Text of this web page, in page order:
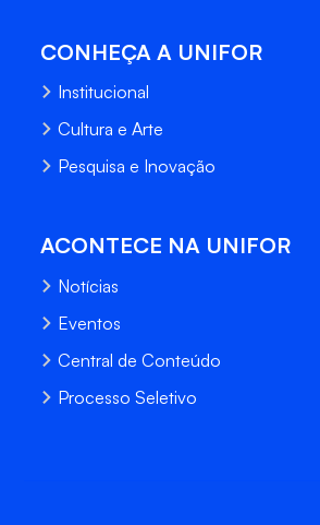
CONHEÇA A UNIFOR
Institucional
Cultura e Arte
Pesquisa e Inovação
ACONTECE NA UNIFOR
Notícias
Eventos
Central de Conteúdo
Processo Seletivo